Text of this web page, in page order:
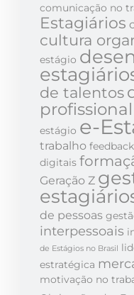
comunicação no
Estagiários
cultura
estágio
de talentos
profissional
estágio e-
trabalho
digitais
Geração Z
de pessoas
interpessoais
de Estágios no Brasil
estratégica
motivação no